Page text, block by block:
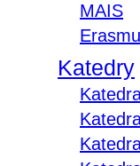
MAIS
Katedry